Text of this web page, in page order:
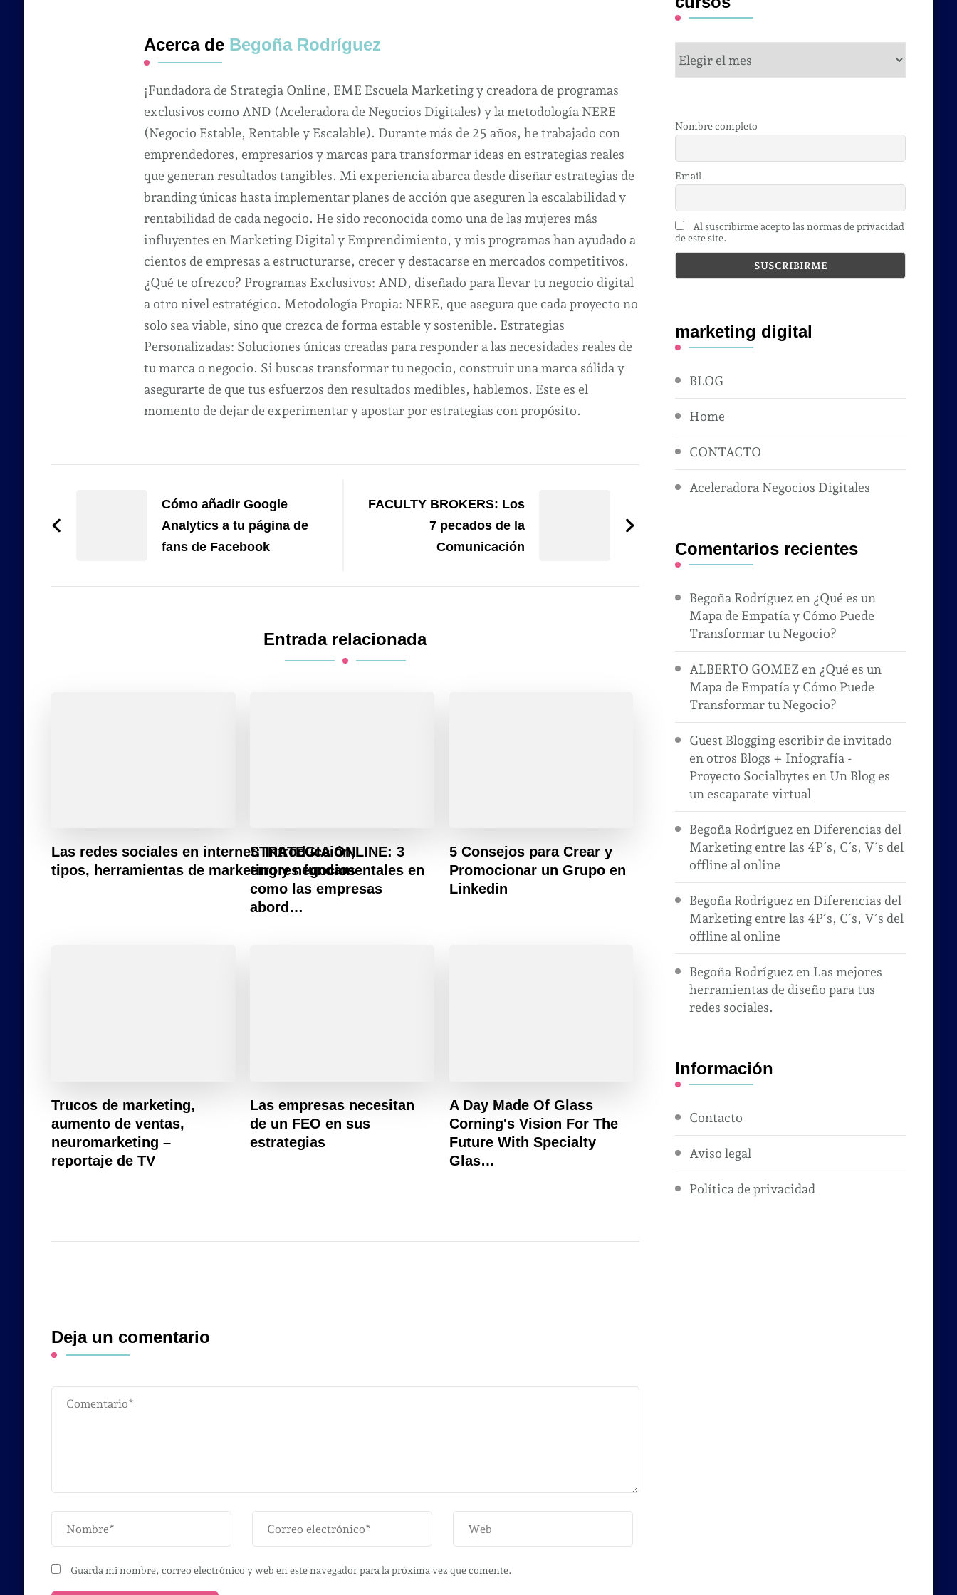
Acerca de Begoña Rodríguez
¡Fundadora de Strategia Online, EME Escuela Marketing y creadora de programas
exclusivos como AND (Aceleradora de Negocios Digitales) y la metodología NERE
(Negocio Estable, Rentable y Escalable). Durante más de 25 años, he trabajado con
emprendedores, empresarios y marcas para transformar ideas en estrategias reales
que generan resultados tangibles. Mi experiencia abarca desde diseñar estrategias de
branding únicas hasta implementar planes de acción que aseguren la escalabilidad y
rentabilidad de cada negocio. He sido reconocida como una de las mujeres más
influyentes en Marketing Digital y Emprendimiento, y mis programas han ayudado a
cientos de empresas a estructurarse, crecer y destacarse en mercados competitivos.
¿Qué te ofrezco? Programas Exclusivos: AND, diseñado para llevar tu negocio digital
a otro nivel estratégico. Metodología Propia: NERE, que asegura que cada proyecto no
solo sea viable, sino que crezca de forma estable y sostenible. Estrategias
Personalizadas: Soluciones únicas creadas para responder a las necesidades reales de
tu marca o negocio. Si buscas transformar tu negocio, construir una marca sólida y
asegurarte de que tus esfuerzos den resultados medibles, hablemos. Este es el
momento de dejar de experimentar y apostar por estrategias con propósito.
entradas
Cómo añadir Google
Analytics a tu página de
fans de Facebook
FACULTY BROKERS: Los
7 pecados de la
Comunicación
Entrada relacionada
Las redes sociales en internet: Introducción,
tipos, herramientas de marketing y negocios
STRATEGIA ONLINE: 3
errores fundamentales en
como las empresas
abord…
5 Consejos para Crear y
Promocionar un Grupo en
Linkedin
Trucos de marketing,
aumento de ventas,
neuromarketing –
reportaje de TV
Las empresas necesitan
de un FEO en sus
estrategias
A Day Made Of Glass
Corning's Vision For The
Future With Specialty
Glas…
Deja un comentario
Guarda mi nombre, correo electrónico y web en este navegador para la próxima vez que comente.
cursos
Nombre completo
Email
Al suscribirme acepto las normas de privacidad
de este site.
marketing digital
BLOG
Home
CONTACTO
Aceleradora Negocios Digitales
Comentarios recientes
Begoña Rodríguez en ¿Qué es un
Mapa de Empatía y Cómo Puede
Transformar tu Negocio?
ALBERTO GOMEZ en ¿Qué es un
Mapa de Empatía y Cómo Puede
Transformar tu Negocio?
Guest Blogging escribir de invitado
en otros Blogs + Infografía -
Proyecto Socialbytes en Un Blog es
un escaparate virtual
Begoña Rodríguez en Diferencias del
Marketing entre las 4P´s, C´s, V´s del
offline al online
Begoña Rodríguez en Diferencias del
Marketing entre las 4P´s, C´s, V´s del
offline al online
Begoña Rodríguez en Las mejores
herramientas de diseño para tus
redes sociales.
Información
Contacto
Aviso legal
Política de privacidad